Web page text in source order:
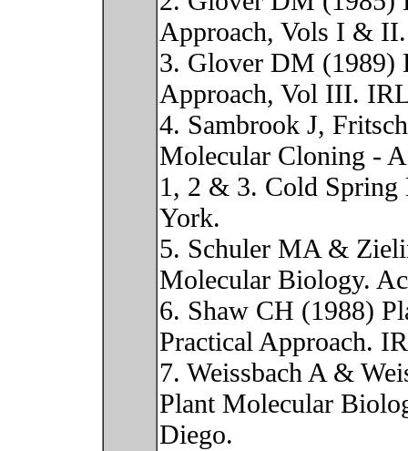
Approach, Vols I &
3. Glover DM (1989)
Approach, Vol III.
4. Sambrook J,
Molecular Cloning -
1, 2 & 3. Cold Spring
York.
5. Schuler MA &
Molecular Biology.
6. Shaw CH (1988)
Practical Approach.
7. Weissbach A &
Plant Molecular
Diego.